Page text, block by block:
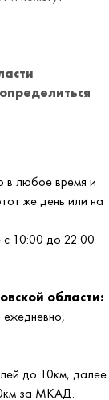
в любое время и
же день или на
с 10:00 до 22:00
области:
до 10км, далее
за МКАД.